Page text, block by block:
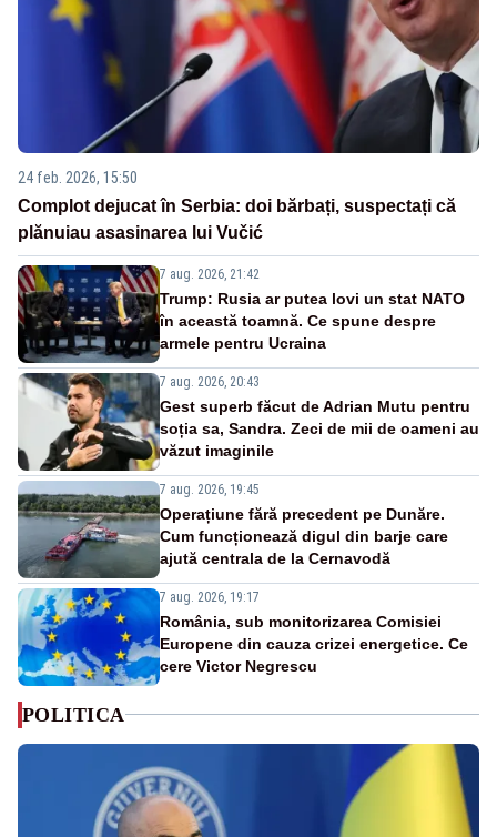
24 feb. 2026, 15:50
Complot dejucat în Serbia: doi bărbați, suspectați că
plănuiau asasinarea lui Vučić
7 aug. 2026, 21:42
Trump: Rusia ar putea lovi un stat NATO
în această toamnă. Ce spune despre
armele pentru Ucraina
7 aug. 2026, 20:43
Gest superb făcut de Adrian Mutu pentru
soția sa, Sandra. Zeci de mii de oameni au
văzut imaginile
7 aug. 2026, 19:45
Operațiune fără precedent pe Dunăre.
Cum funcționează digul din barje care
ajută centrala de la Cernavodă
7 aug. 2026, 19:17
România, sub monitorizarea Comisiei
Europene din cauza crizei energetice. Ce
cere Victor Negrescu
POLITICA